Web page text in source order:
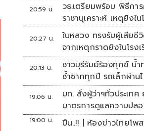
20:59 น.
วธ.เตรียมพร้อม พิธีกา
ราชานุเคราะห์ เหตุยิงใน
20:27 น.
ในหลวง ทรงรับผู้เสียชี
จากเหตุกราดยิงในโรงเ
พระบรมราชานุเคราะห์
20:13 น.
ชาวบุรีรัมย์ร้องทุกข์ น้ำ
ซ้ำซากทุกปี รถเล็กผ่าน
หน่วยงานเร่งแก้ไข
19:06 น.
มท. สั่งผู้ว่าฯทั่วประเท
มาตรการดูแลความปล
ศึกษา
19:00 น. ปืน..!! | ห้องข่าวไทยโ